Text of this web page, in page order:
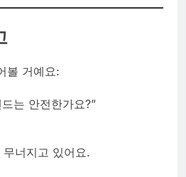
볼 거예요:
는 안전한가요?”
너지고 있어요.